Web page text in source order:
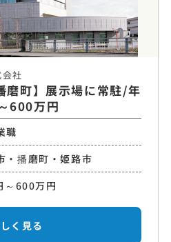
社
磨町】展示場に常駐/年
600万円
職
・播磨町・姫路市
～600万円
く見る